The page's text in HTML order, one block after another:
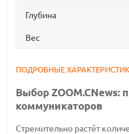
Глубина
Вес
ПОДРОБНЫЕ
Выбор ZOOM.CNews:
коммуникаторов
Стремительно растёт